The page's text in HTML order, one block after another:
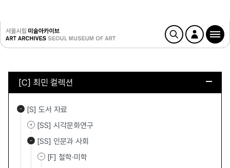
[C] 최민 컬렉션
[S] 도서 자료
[SS] 시각문화연구
[SS] 인문과 사회
[F] 철학·미학